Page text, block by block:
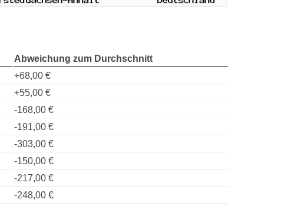
Abweichung zum Durchschnitt
+68,00 €
+55,00 €
-168,00 €
-191,00 €
-303,00 €
-150,00 €
-217,00 €
-248,00 €